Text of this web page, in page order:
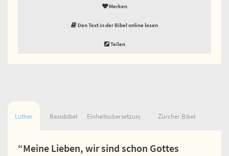
Merken
Den Text in der Bibel online lesen
Teilen
Luther Basisbibel Einheitsübersetzung Zürcher Bibel
“Meine Lieben, wir sind schon Gottes